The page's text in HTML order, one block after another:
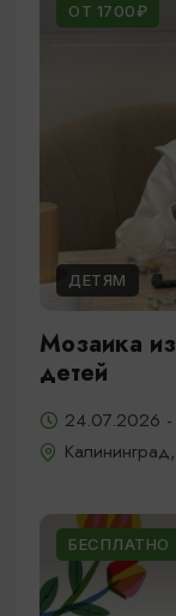
ОТ 1700₽
ДЕТЯМ
Мозаика
детей
24.07.2026
БЕСПЛАТНО